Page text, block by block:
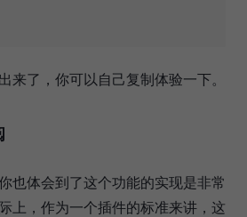
来了，你可以自己复制体验一下。
也体会到了这个功能的实现是非常
上，作为一个插件的标准来讲，这